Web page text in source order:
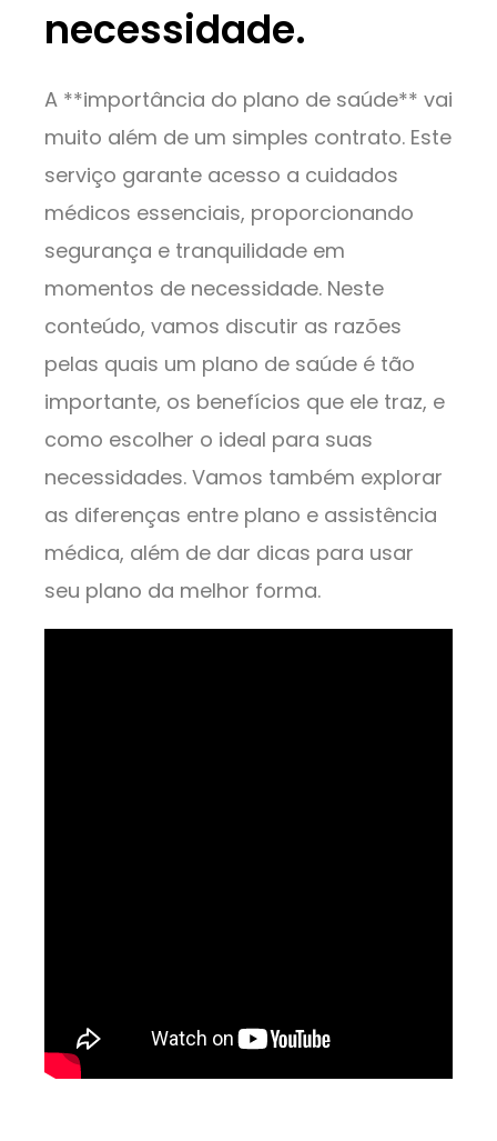
necessidade.
A **importância do plano de saúde** vai
muito além de um simples contrato. Este
serviço garante acesso a cuidados
médicos essenciais, proporcionando
segurança e tranquilidade em
momentos de necessidade. Neste
conteúdo, vamos discutir as razões
pelas quais um plano de saúde é tão
importante, os benefícios que ele traz, e
como escolher o ideal para suas
necessidades. Vamos também explorar
as diferenças entre plano e assistência
médica, além de dar dicas para usar
seu plano da melhor forma.